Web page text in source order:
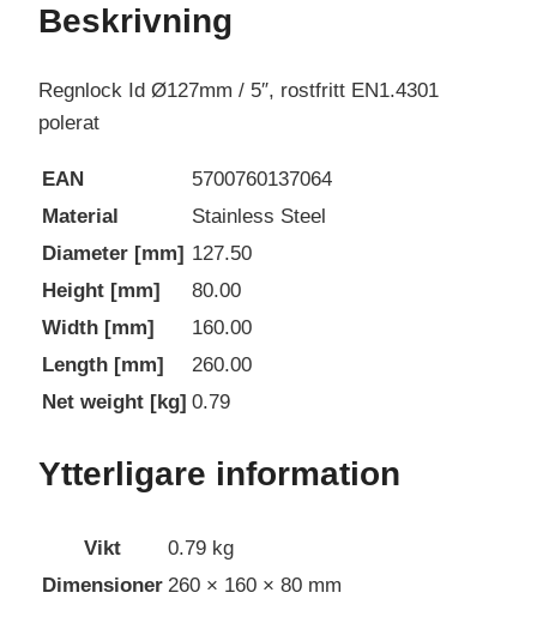
Beskrivning
Regnlock Id Ø127mm / 5″, rostfritt EN1.4301
polerat
EAN
5700760137064
Material
Stainless Steel
Diameter [mm] 127.50
Height [mm]
80.00
Width [mm]
160.00
Length [mm]
260.00
Net weight [kg] 0.79
Ytterligare information
Vikt
0.79 kg
Dimensioner 260 × 160 × 80 mm